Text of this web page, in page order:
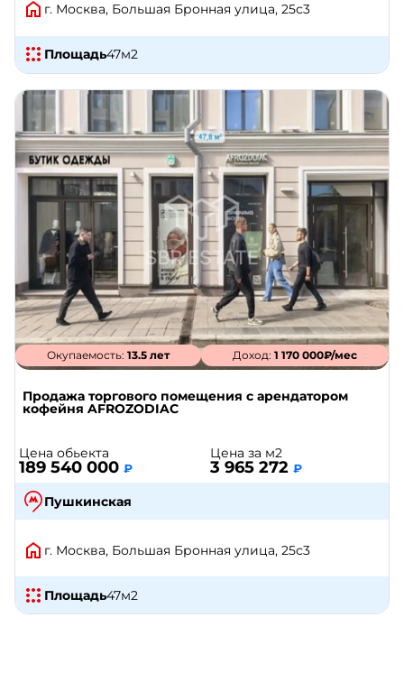
г. Москва, Большая Бронная улица, 25с3
Площадь47м2
Окупаемость: 13.5 лет Доход:1 170 000₽/мес
Продажа торгового помещения с арендатором
кофейня AFROZODIAC
Цена обьекта
189 540 000 ₽
Цена за м2
3 965 272 ₽
Пушкинская
г. Москва, Большая Бронная улица, 25с3
Площадь47м2